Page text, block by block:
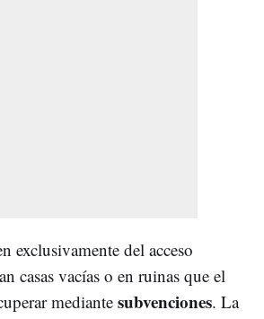
exclusivamente del acceso
casas vacías o en ruinas que el
mediante subvenciones. La